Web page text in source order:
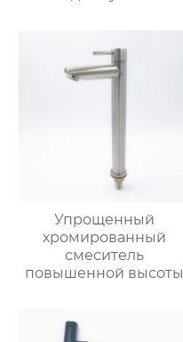
Упрощенный
хромированный
смеситель
повышенной высоты